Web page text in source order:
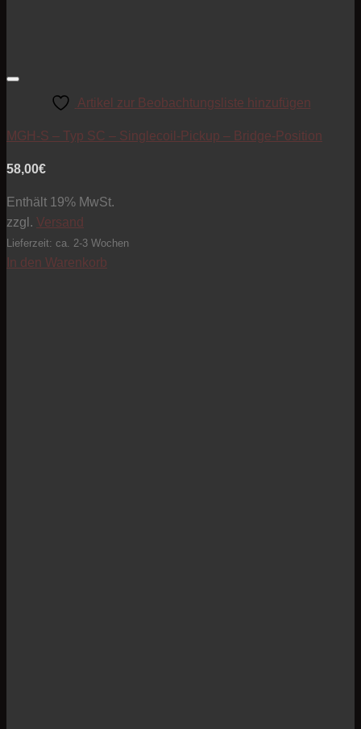
Artikel zur Beobachtungsliste hinzufügen
MGH-S – Typ SC – Singlecoil-Pickup – Bridge-Position
58,00€
Enthält 19% MwSt.
zzgl. Versand
Lieferzeit: ca. 2-3 Wochen
In den Warenkorb